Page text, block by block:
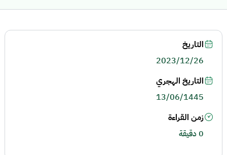
التاريخ
2023/12/26
التاريخ الهجري
13/06/1445
زمن القراءة
0 دقيقة